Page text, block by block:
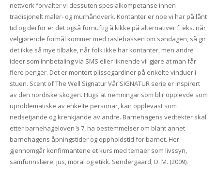
nettverk forvalter vi dessuten spesialkompetanse innen
tradisjonelt maler- og murhåndverk. Kontanter er noe vi har på lånt
tid og derfor er det også fornuftig å kikke på alternativer f. eks. når
velgjørende formål kommer med raslebøssen om søndagen, så gir
det ikke så mye tilbake, når folk ikke har kontanter, men andre
ideer som innbetaling via SMS eller liknende vil gjøre at man får
flere penger. Det er montert plissegardiner på enkelte vinduer i
stuen. Scent of The Well Signatur Vår SIGNATUR serie er inspirert
av den nordiske skogen. Hugs at nemningar som blir opplevde som
uproblematiske av enkelte personar, kan opplevast som
nedsetjande og krenkjande av andre. Barnehagens vedtekter skal
etter barnehageloven § 7, ha bestemmelser om blant annet
barnehagens åpningstider og oppholdstid for barnet. Her
gjennomgår konfirmantene et kurs med temaer som livssyn,
samfunnslære, jus, moral og etikk. Søndergaard, D. M. (2009).